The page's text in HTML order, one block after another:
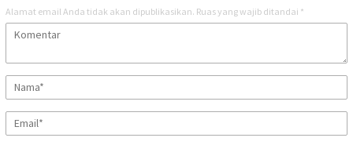
Alamat email Anda tidak akan dipublikasikan. Ruas yang wajib ditandai *